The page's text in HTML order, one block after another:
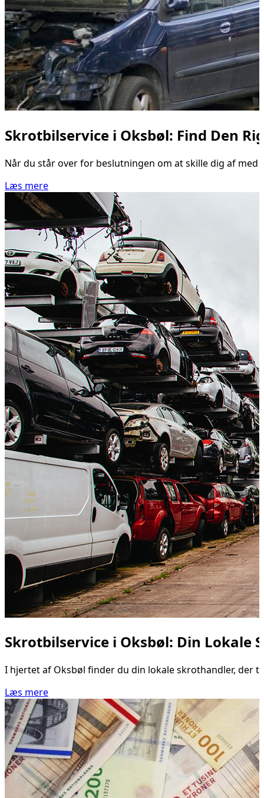
Skrotbilservice i Oksbøl: Find Den
Når du står over for beslutningen om at skille dig af
Læs mere
Skrotbilservice i Oksbøl: Din Lokale
I hjertet af Oksbøl finder du din lokale skrothandler, der
Læs mere